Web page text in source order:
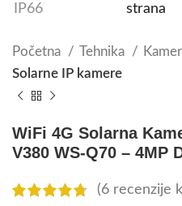
Početna Tehnika
Solarne IP kamere
WiFi 4G Solarna
V380 WS-Q70 – 4MP
(6 recenzije